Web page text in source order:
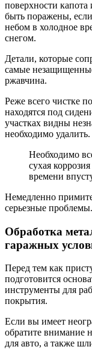
поверхности
быть поражены,
небом в холодное
снегом.
Детали, которые
самые
ржавчина.
Реже всего чистке
находятся под
участках видны
необходимо удалить.
Необходимо
сухая
времени
Немедленно
серьезные проблемы.
Обработка
гаражных
Перед тем как
подготовится
инструменты для
покрытия.
Если вы имеет
обратите внимание
для авто, а также